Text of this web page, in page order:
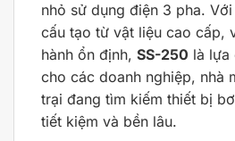
nhỏ sử dụng điện 3 pha.
cấu tạo từ vật liệu cao cấp,
hành ổn định, SS-250 là lựa
cho các doanh nghiệp, nhà
trại đang tìm kiếm thiết bị
tiết kiệm và bền lâu.